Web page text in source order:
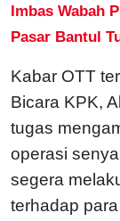
Imbas Wabah
Pasar Bantul
Kabar OTT
Bicara KPK,
tugas
operasi
segera
terhadap